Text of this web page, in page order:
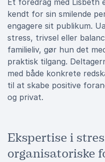
Et foredrag med Lisbeth
kendt for sin smilende
engagere sit publikum.
stress, trivsel eller
familieliv, gør hun det
praktisk tilgang.
med både konkrete
til at skabe positive
og privat.
Ekspertise i
organisatoriske